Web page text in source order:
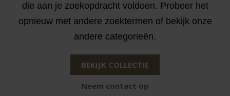
die aan je zoekopdracht voldoen. Probeer het
opnieuw met andere zoektermen of bekijk onze
andere categorieën.
BEKIJK COLLECTIE
Neem contact op